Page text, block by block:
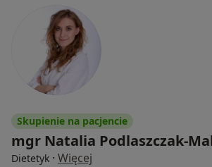
Skupienie na pacjencie
mgr Natalia Podlaszczak-
Dietetyk · Więcej